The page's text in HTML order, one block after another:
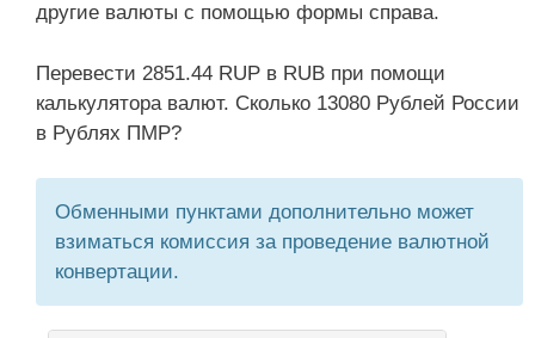
другие валюты с помощью формы справа.
Перевести 2851.44 RUP в RUB при помощи
калькулятора валют. Сколько 13080 Рублей России
в Рублях ПМР?
Обменными пунктами дополнительно может
взиматься комиссия за проведение валютной
конвертации.